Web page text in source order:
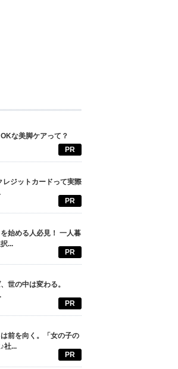
な美脚ケアって？
PR
レジットカードって実際
PR
始める人必見！ 一人暮
...
PR
世の中は変わる。
PR
前を向く。「女の子の
社...
PR